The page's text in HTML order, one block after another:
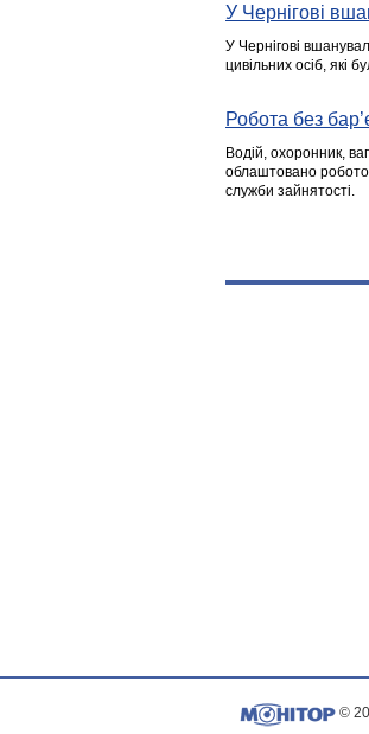
У Чернігові
У Чернігові
цивільних осіб, які
Робота без
Водій, охоронник,
облаштовано
служби зайнятості.
©